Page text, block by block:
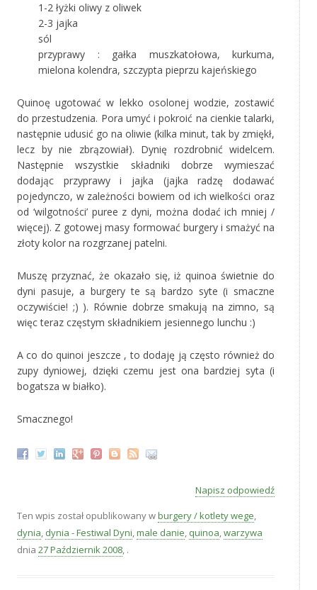
1-2 łyżki oliwy z oliwek
2-3 jajka
sól
przyprawy : gałka muszkatołowa, kurkuma,
mielona kolendra, szczypta pieprzu kajeńskiego
Quinoę ugotować w lekko osolonej wodzie, zostawić
do przestudzenia. Pora umyć i pokroić na cienkie talarki,
następnie udusić go na oliwie (kilka minut, tak by zmiękł,
lecz by nie zbrązowiał). Dynię rozdrobnić widelcem.
Następnie wszystkie składniki dobrze wymieszać
dodając przyprawy i jajka (jajka radzę dodawać
pojedynczo, w zależności bowiem od ich wielkości oraz
od ‘wilgotności’ puree z dyni, można dodać ich mniej /
więcej). Z gotowej masy formować burgery i smażyć na
złoty kolor na rozgrzanej patelni.
Muszę przyznać, że okazało się, iż quinoa świetnie do
dyni pasuje, a burgery te są bardzo syte (i smaczne
oczywiście! ;) ). Równie dobrze smakują na zimno, są
więc teraz częstym składnikiem jesiennego lunchu :)
A co do quinoi jeszcze , to dodaję ją często również do
zupy dyniowej, dzięki czemu jest ona bardziej syta (i
bogatsza w białko).
Smacznego!
Napisz odpowiedź
Ten wpis został opublikowany wburgery / kotlety wege,
dynia, dynia - Festiwal Dyni,male danie, quinoa,warzywa
dnia 27 Październik 2008, .